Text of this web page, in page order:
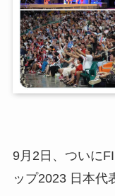
9月2日、ついに
ップ2023 日本代